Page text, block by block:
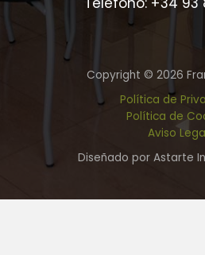
Copyright © 2026
Política de
Política de
Aviso
Diseñado por Astarte